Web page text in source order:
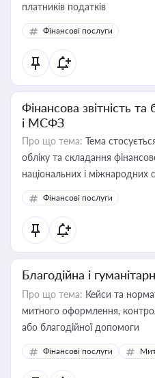
платників податків
Фінансові послуги
Фінансова звітність
і МСФЗ
Про що тема: Тема
обліку та складання
національних і міжнародних
Фінансові послуги
Благодійна і
Про що тема: Кейси та
митного оформлення,
або благодійної допомоги
Фінансові послуги